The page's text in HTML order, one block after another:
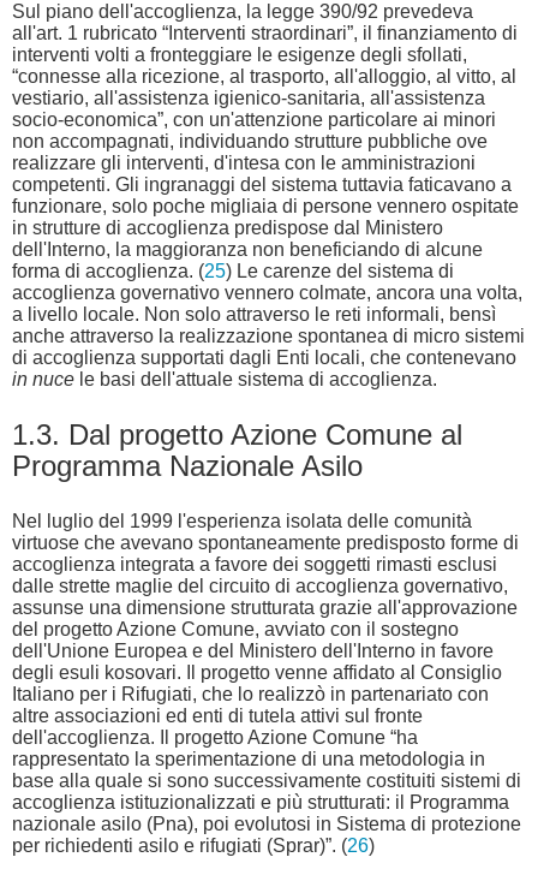
Sul piano dell'accoglienza, la legge 390/92 prevedeva
all'art. 1 rubricato “Interventi straordinari”, il finanziamento di
interventi volti a fronteggiare le esigenze degli sfollati,
“connesse alla ricezione, al trasporto, all'alloggio, al vitto, al
vestiario, all'assistenza igienico-sanitaria, all'assistenza
socio-economica”, con un'attenzione particolare ai minori
non accompagnati, individuando strutture pubbliche ove
realizzare gli interventi, d'intesa con le amministrazioni
competenti. Gli ingranaggi del sistema tuttavia faticavano a
funzionare, solo poche migliaia di persone vennero ospitate
in strutture di accoglienza predispose dal Ministero
dell'Interno, la maggioranza non beneficiando di alcune
forma di accoglienza. (25) Le carenze del sistema di
accoglienza governativo vennero colmate, ancora una volta,
a livello locale. Non solo attraverso le reti informali, bensì
anche attraverso la realizzazione spontanea di micro sistemi
di accoglienza supportati dagli Enti locali, che contenevano
in nuce le basi dell'attuale sistema di accoglienza.
1.3. Dal progetto Azione Comune al
Programma Nazionale Asilo
Nel luglio del 1999 l'esperienza isolata delle comunità
virtuose che avevano spontaneamente predisposto forme di
accoglienza integrata a favore dei soggetti rimasti esclusi
dalle strette maglie del circuito di accoglienza governativo,
assunse una dimensione strutturata grazie all'approvazione
del progetto Azione Comune, avviato con il sostegno
dell'Unione Europea e del Ministero dell'Interno in favore
degli esuli kosovari. Il progetto venne affidato al Consiglio
Italiano per i Rifugiati, che lo realizzò in partenariato con
altre associazioni ed enti di tutela attivi sul fronte
dell'accoglienza. Il progetto Azione Comune “ha
rappresentato la sperimentazione di una metodologia in
base alla quale si sono successivamente costituiti sistemi di
accoglienza istituzionalizzati e più strutturati: il Programma
nazionale asilo (Pna), poi evolutosi in Sistema di protezione
per richiedenti asilo e rifugiati (Sprar)”. (26)